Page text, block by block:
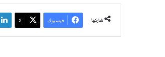
شاركها فيسبوك ‫X